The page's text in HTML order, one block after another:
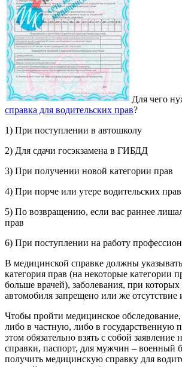
Для чего
справка для водительских прав?
1) При поступлении в автошколу
2) Для сдачи госэкзамена в ГИБДД
3) При получении новой категории прав
4) При порче или утере водительских прав
5) Пo возвращению, если вас раннее
прав
6) При поступлении на работу
В медицинской справке должны
категория прав (на некоторые категории
больше врачей), заболевания, при
автомобиля запрещено или же отсутствие
Чтобы пройти медицинское
либо в частную, либо в государственную
этом обязательно взять с собой заявление
справки, паспорт, для мужчин – военный
получить медицинскую справку для